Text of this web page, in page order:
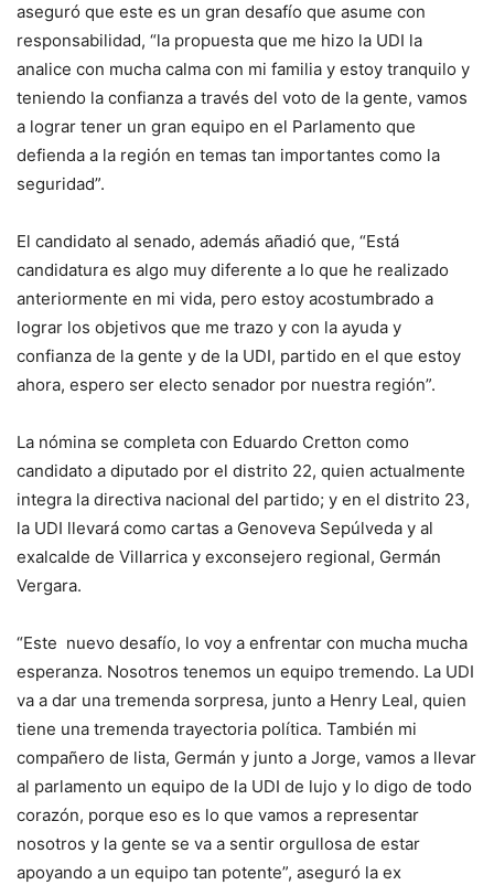
aseguró que este es un gran desafío que asume con
responsabilidad, “la propuesta que me hizo la UDI la
analice con mucha calma con mi familia y estoy tranquilo y
teniendo la confianza a través del voto de la gente, vamos
a lograr tener un gran equipo en el Parlamento que
defienda a la región en temas tan importantes como la
seguridad”.
El candidato al senado, además añadió que, “Está
candidatura es algo muy diferente a lo que he realizado
anteriormente en mi vida, pero estoy acostumbrado a
lograr los objetivos que me trazo y con la ayuda y
confianza de la gente y de la UDI, partido en el que estoy
ahora, espero ser electo senador por nuestra región”.
La nómina se completa con Eduardo Cretton como
candidato a diputado por el distrito 22, quien actualmente
integra la directiva nacional del partido; y en el distrito 23,
la UDI llevará como cartas a Genoveva Sepúlveda y al
exalcalde de Villarrica y exconsejero regional, Germán
Vergara.
“Este nuevo desafío, lo voy a enfrentar con mucha mucha
esperanza. Nosotros tenemos un equipo tremendo. La UDI
va a dar una tremenda sorpresa, junto a Henry Leal, quien
tiene una tremenda trayectoria política. También mi
compañero de lista, Germán y junto a Jorge, vamos a llevar
al parlamento un equipo de la UDI de lujo y lo digo de todo
corazón, porque eso es lo que vamos a representar
nosotros y la gente se va a sentir orgullosa de estar
apoyando a un equipo tan potente”, aseguró la ex